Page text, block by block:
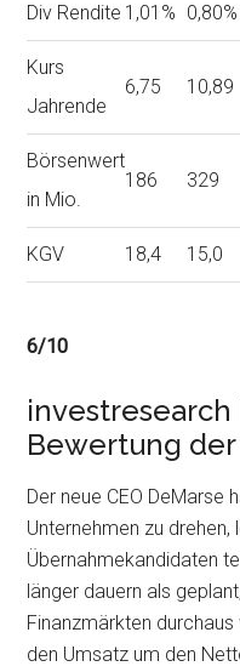
Div Rendite 1,01% 0,80%
Kurs
Jahrende
6,75 10,89
Börsenwert
in Mio.
186 329
KGV 18,4 15,0
6/10
Bewertung
Der neue CEO DeMarse
Unternehmen zu
Übernahmekandidaten
länger dauern als
Finanzmärkten
den Umsatz um den